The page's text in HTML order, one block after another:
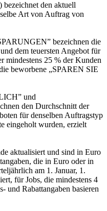
den aktuell
Art von Auftrag von
bezeichnen die
dem teuersten Angebot für
mindestens 25 % der Kunden
beworbene „SPAREN SIE
und
den Durchschnitt der
für denselben Auftragstyp
eingeholt wurden, erzielt
aktualisiert und sind in Euro
die in Euro oder in
am 1. Januar, 1.
für Jobs, die mindestens 4
und Rabattangaben basieren